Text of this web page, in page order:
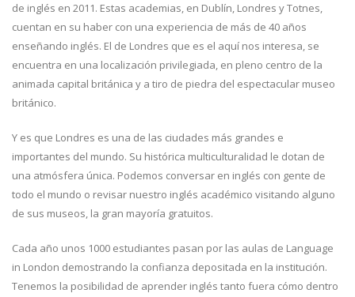
de inglés en 2011. Estas academias, en Dublín, Londres y Totnes,
cuentan en su haber con una experiencia de más de 40 años
enseñando inglés. El de Londres que es el aquí nos interesa, se
encuentra en una localización privilegiada, en pleno centro de la
animada capital británica y a tiro de piedra del espectacular museo
británico.
Y es que Londres es una de las ciudades más grandes e
importantes del mundo. Su histórica multiculturalidad le dotan de
una atmósfera única. Podemos conversar en inglés con gente de
todo el mundo o revisar nuestro inglés académico visitando alguno
de sus museos, la gran mayoría gratuitos.
Cada año unos 1000 estudiantes pasan por las aulas de Language
in London demostrando la confianza depositada en la institución.
Tenemos la posibilidad de aprender inglés tanto fuera cómo dentro